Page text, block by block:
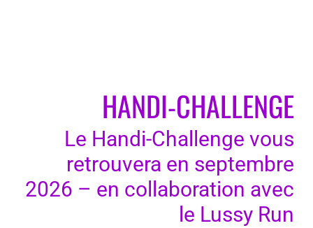
HANDI-CHALLENGE
Le Handi-Challenge vous
retrouvera en septembre
2026 – en collaboration avec
le Lussy Run